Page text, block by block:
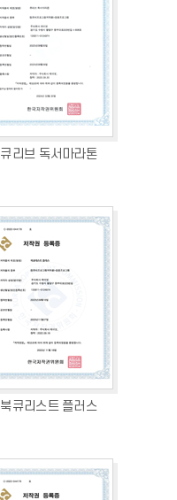
큐리브 독서마라톤
북큐리스트 플러스